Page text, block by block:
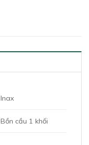
Inax
Bồn cầu 1 khối